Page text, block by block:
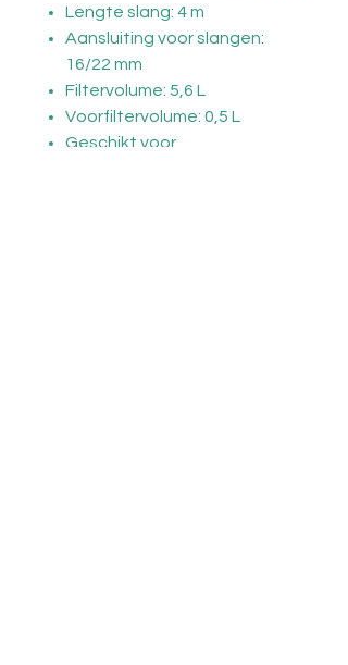
Lengte slang: 4 m
Aansluiting voor slangen:
16/22 mm
Filtervolume: 5,6 L
Voorfiltervolume: 0,5 L
Geschikt voor